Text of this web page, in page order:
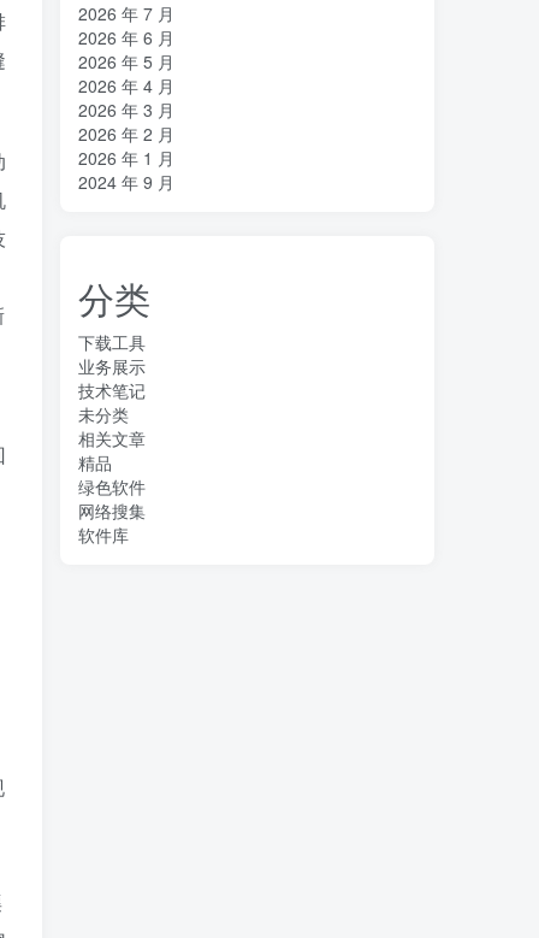
2026 年 7 月
2026 年 6 月
2026 年 5 月
2026 年 4 月
2026 年 3 月
2026 年 2 月
2026 年 1 月
2024 年 9 月
分类
下载工具
业务展示
技术笔记
未分类
相关文章
精品
绿色软件
网络搜集
软件库